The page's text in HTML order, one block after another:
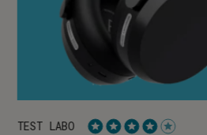
TEST LABO